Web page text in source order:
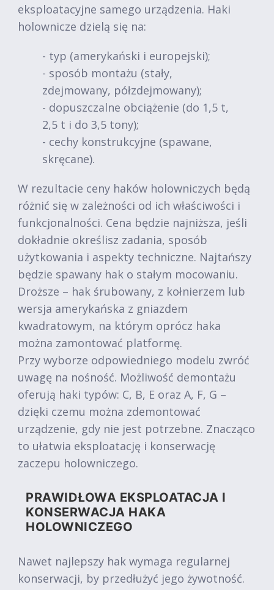
eksploatacyjne samego urządzenia. Haki
holownicze dzielą się na:
- typ (amerykański i europejski);
- sposób montażu (stały,
zdejmowany, półzdejmowany);
- dopuszczalne obciążenie (do 1,5 t,
2,5 t i do 3,5 tony);
- cechy konstrukcyjne (spawane,
skręcane).
W rezultacie ceny haków holowniczych będą
różnić się w zależności od ich właściwości i
funkcjonalności. Cena będzie najniższa, jeśli
dokładnie określisz zadania, sposób
użytkowania i aspekty techniczne. Najtańszy
będzie spawany hak o stałym mocowaniu.
Droższe – hak śrubowany, z kołnierzem lub
wersja amerykańska z gniazdem
kwadratowym, na którym oprócz haka
można zamontować platformę.
Przy wyborze odpowiedniego modelu zwróć
uwagę na nośność. Możliwość demontażu
oferują haki typów: C, B, E oraz A, F, G –
dzięki czemu można zdemontować
urządzenie, gdy nie jest potrzebne. Znacząco
to ułatwia eksploatację i konserwację
zaczepu holowniczego.
PRAWIDŁOWA EKSPLOATACJA I
KONSERWACJA HAKA
HOLOWNICZEGO
Nawet najlepszy hak wymaga regularnej
konserwacji, by przedłużyć jego żywotność.